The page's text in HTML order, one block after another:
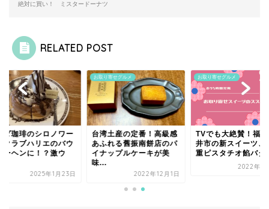
絶対に買い！ ミスタードーナツ
RELATED POST
ダ珈琲のシロノワー
クラブハリエのバウ
ーヘンに！？激ウ
2025年1月23日
お取り寄せグルメ
台湾土産の定番！高級感
あふれる舊振南餅店のパ
イナップルケーキが美
味...
2022年12月1日
お取り寄せグルメ
TVでも大絶賛！福
井市の新スイーツ、
重ピスタチオ餡バタ
2022年5